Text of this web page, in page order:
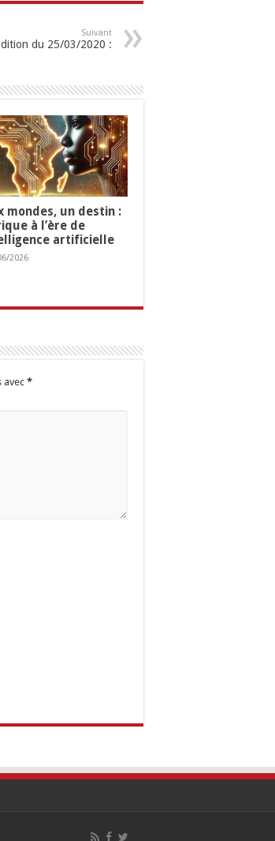
Suivant
du 25/03/2020 :
mondes, un destin :
à l’ère de
artificielle
2026
avec *